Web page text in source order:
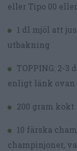
eller Tipo 00
1 dl mjöl att
utbakning
TOPPING: 2-3
enligt länk ovan
200 gram
10 färska
champinjoner,